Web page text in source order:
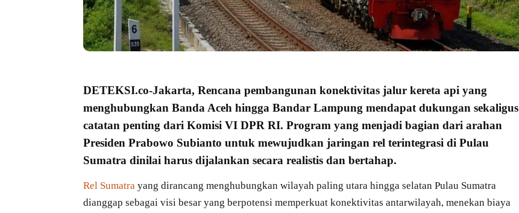
DETEKSI.co-Jakarta, Rencana pembangunan konektivitas jalur kereta api yang
menghubungkan Banda Aceh hingga Bandar Lampung mendapat dukungan sekaligus
catatan penting dari Komisi VI DPR RI. Program yang menjadi bagian dari arahan
Presiden Prabowo Subianto untuk mewujudkan jaringan rel terintegrasi di Pulau
Sumatra dinilai harus dijalankan secara realistis dan bertahap.
Rel Sumatra yang dirancang menghubungkan wilayah paling utara hingga selatan Pulau Sumatra
dianggap sebagai visi besar yang berpotensi memperkuat konektivitas antarwilayah, menekan biaya